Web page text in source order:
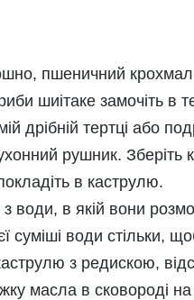
пшеничний
шиітаке замочіть в
дрібній тертці або
рушник. Зберіть
в каструлю.
з води, в якій вони
суміші води стільки,
з редискою,
масла в сковороді